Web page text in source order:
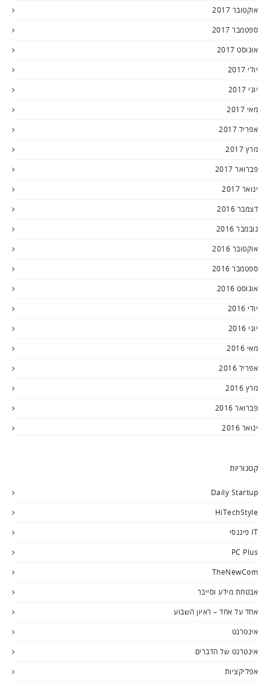
אוקטובר 2017
ספטמבר 2017
אוגוסט 2017
יולי 2017
יוני 2017
מאי 2017
אפריל 2017
מרץ 2017
פברואר 2017
ינואר 2017
דצמבר 2016
נובמבר 2016
אוקטובר 2016
ספטמבר 2016
אוגוסט 2016
יולי 2016
יוני 2016
מאי 2016
אפריל 2016
מרץ 2016
פברואר 2016
ינואר 2016
קטגוריות
Daily Startup
HiTechStyle
IT פיננסי
PC Plus
TheNewCom
אבטחת מידע וסייבר
אחד על אחד – ראיון השבוע
אינטרנט
אינטרנט של הדברים
אפליקציות